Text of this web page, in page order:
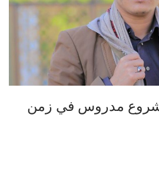
مشروع مدروس في زمن